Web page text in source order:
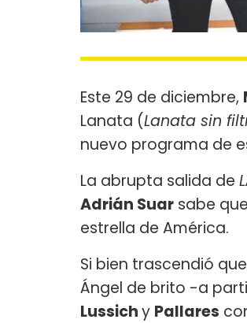
Este 29 de diciembre,
Lanata (Lanata sin
nuevo programa de
La abrupta salida de
Adrián Suar sabe
estrella de América.
Si bien trascendió que
Ángel de brito -a
Lussichy Pallares